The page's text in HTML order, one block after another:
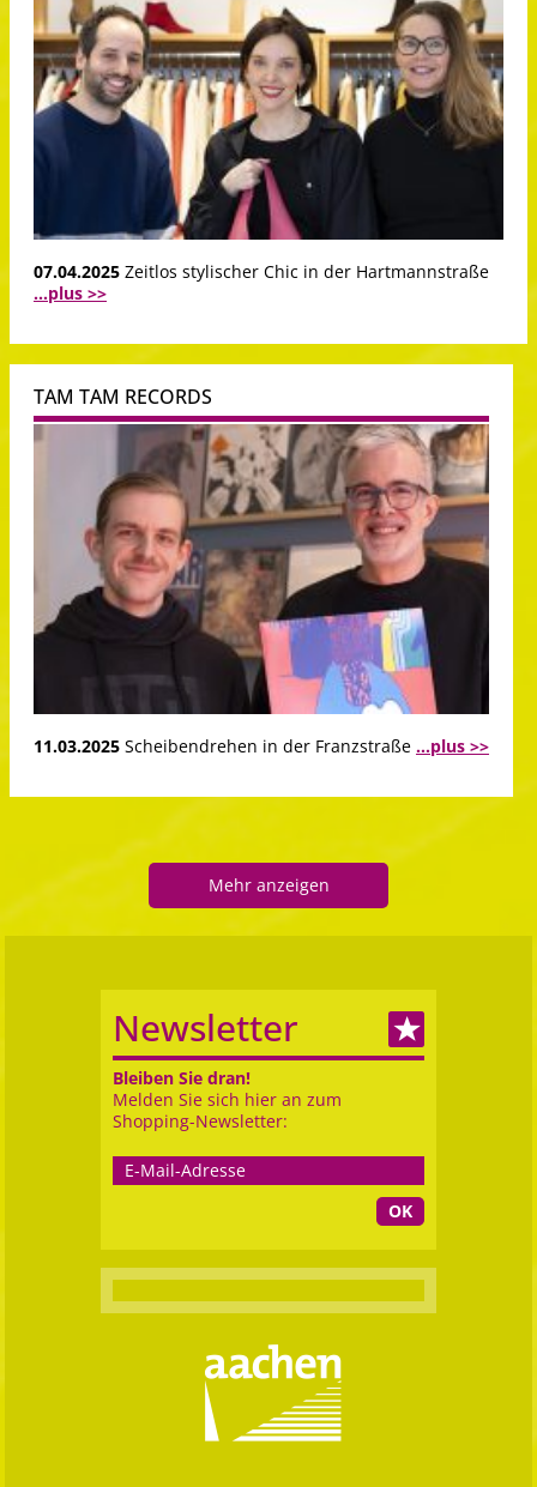
07.04.2025 Zeitlos stylischer Chic in der Hartmannstraße
...plus >>
TAM TAM RECORDS
11.03.2025 Scheibendrehen in der Franzstraße ...plus >>
Mehr anzeigen
Newsletter
Bleiben Sie dran!
Melden Sie sich hier an zum
Shopping-Newsletter:
OK